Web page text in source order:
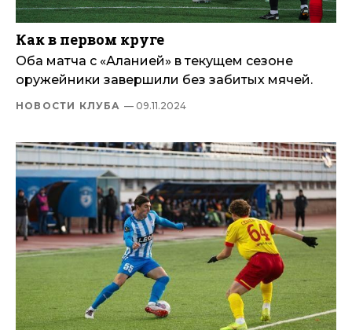
Как в первом круге
Оба матча с «Аланией» в текущем сезоне
оружейники завершили без забитых мячей.
НОВОСТИ КЛУБА — 09.11.2024